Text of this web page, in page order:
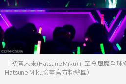
「初音未來(Hatsune Miku)」至今風靡全
Hatsune Miku臉書官方粉絲團）